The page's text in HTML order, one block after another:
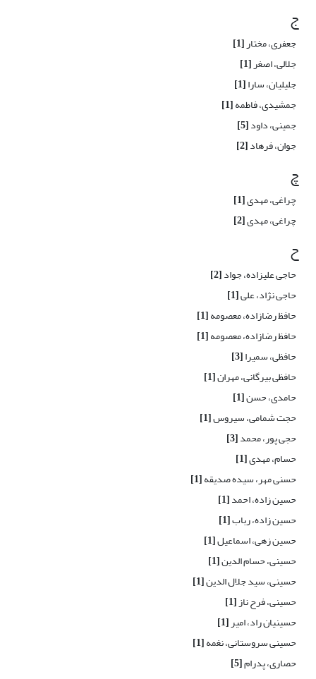
ج
جعفری، مختار[1]
جلالی، اصغر[1]
جلیلیان، سارا[1]
جمشیدی، فاطمه[1]
جمینی، داود[5]
جوان، فرهاد[2]
چ
چراغی، مهدی[1]
چراغی، مهدی[2]
ح
حاجی علیزاده، جواد[2]
حاجی نژاد، علی[1]
حافظ رضازاده، معصومه[1]
حافظ رضازاده، معصومه[1]
حافظی، سمیرا[3]
حافظی بیرگانی، مهران[1]
حامدی، حسن[1]
حجت شمامی، سیروس[1]
حجی پور، محمد[3]
حسام، مهدی[1]
حسنی مهر، سیده صدیقه[1]
حسین زاده، احمد[1]
حسین زاده، رباب[1]
حسین زهی، اسماعیل[1]
حسینی، حسام الدین[1]
حسینی، سید جلال الدین[1]
حسینی، فرح ناز[1]
حسینیان راد، امیر[1]
حسینی سروستانی، نغمه[1]
حصاری، پدرام[5]